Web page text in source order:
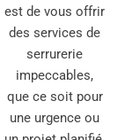
est de vous offrir
des services de
serrurerie
impeccables,
que ce soit pour
une urgence ou